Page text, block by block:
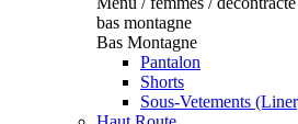
bas montagne
Bas Montagne
Pantalon
Shorts
Sous-Vetements